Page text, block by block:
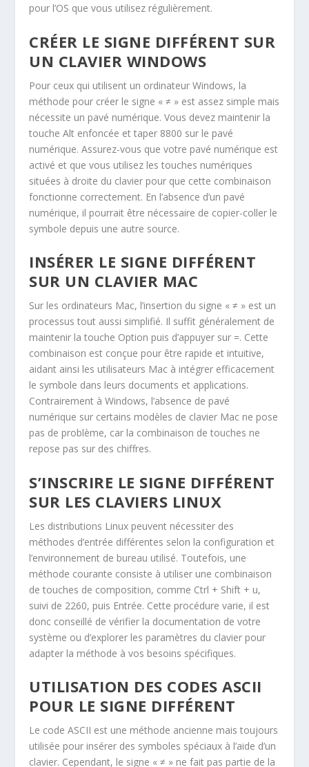
pour l’OS que vous utilisez régulièrement.
CRÉER LE SIGNE DIFFÉRENT SUR
UN CLAVIER WINDOWS
Pour ceux qui utilisent un ordinateur Windows, la
méthode pour créer le signe « ≠ » est assez simple mais
nécessite un pavé numérique. Vous devez maintenir la
toucheAlt enfoncée et taper 8800 sur le pavé
numérique. Assurez-vous que votre pavé numérique est
activé et que vous utilisez les touches numériques
situées à droite du clavier pour que cette combinaison
fonctionne correctement. En l’absence d’un pavé
numérique, il pourrait être nécessaire de copier-coller le
symbole depuis une autre source.
INSÉRER LE SIGNE DIFFÉRENT
SUR UN CLAVIER MAC
Sur les ordinateurs Mac, l’insertion du signe « ≠ » est un
processus tout aussi simplifié. Il suffit généralement de
maintenir la touche Option puis d’appuyer sur=. Cette
combinaison est conçue pour être rapide et intuitive,
aidant ainsi les utilisateurs Mac à intégrer efficacement
le symbole dans leurs documents et applications.
Contrairement à Windows, l’absence de pavé
numérique sur certains modèles de clavier Mac ne pose
pas de problème, car la combinaison de touches ne
repose pas sur des chiffres.
S’INSCRIRE LE SIGNE DIFFÉRENT
SUR LES CLAVIERS LINUX
Les distributions Linux peuvent nécessiter des
méthodes d’entrée différentes selon la configuration et
l’environnement de bureau utilisé. Toutefois, une
méthode courante consiste à utiliser une combinaison
de touches de composition, comme Ctrl + Shift + u,
suivi de 2260, puis Entrée. Cette procédure varie, il est
donc conseillé de vérifier la documentation de votre
système ou d’explorer les paramètres du clavier pour
adapter la méthode à vos besoins spécifiques.
UTILISATION DES CODES ASCII
POUR LE SIGNE DIFFÉRENT
Le code ASCII est une méthode ancienne mais toujours
utilisée pour insérer des symboles spéciaux à l’aide d’un
clavier. Cependant, le signe « ≠ » ne fait pas partie de la